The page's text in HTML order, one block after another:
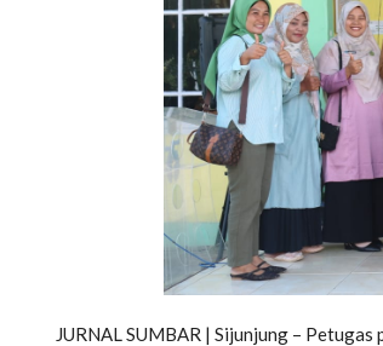
JURNAL SUMBAR | Sijunjung –